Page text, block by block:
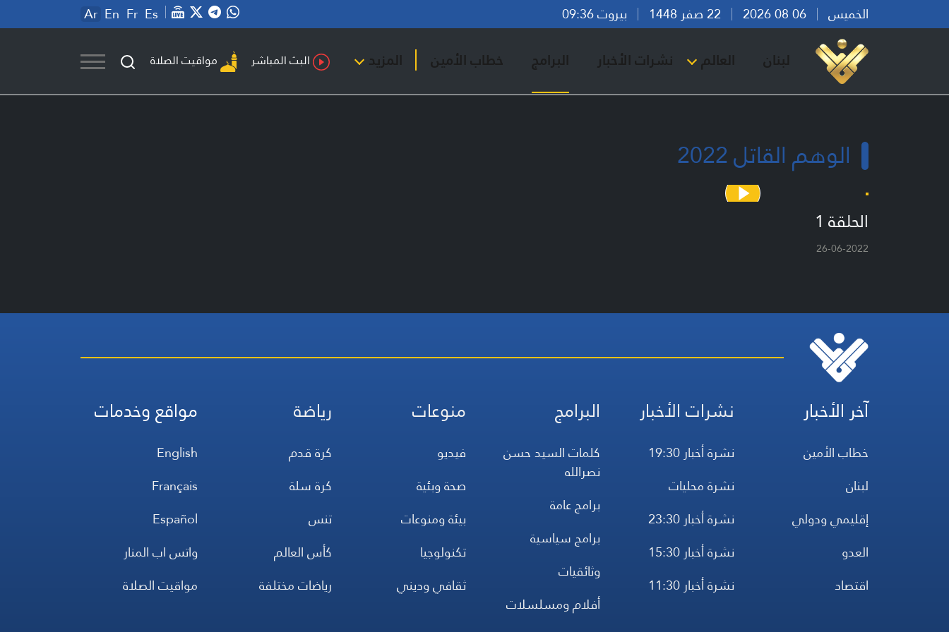
الخميس بيروت 09:36 Ar En Fr Es
لبنان العالم نشرات الأخبار البرامج خطاب الأمين المزيد البث المباشر مواقيت الصلاة
الوهم القاتل 2022
الحلقة 1
26-06-2022
آخر الأخبار
خطاب الأمين
لبنان
إقليمي ودولي
العدو
اقتصاد
نشرات الأخبار
نشرة أخبار 19:30
نشرة محليات
نشرة أخبار 23:30
نشرة أخبار 15:30
نشرة أخبار 11:30
البرامج
كلمات السيد حسن
نصرالله
برامج عامة
برامج سياسية
وثائقيات
أفلام ومسلسلات
منوعات
فيديو
صحة وبئية
بيئة ومنوعات
تكنولوجيا
ثقافي وديني
رياضة
كرة قدم
كرة سلة
تنس
كأس العالم
رياضات مختلفة
مواقع وخدمات
English
Français
Español
واتس اب المنار
مواقيت الصلاة